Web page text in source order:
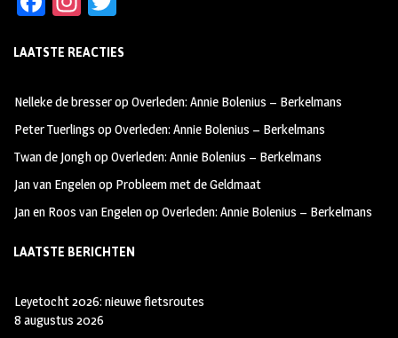
b
oo
k
ag
m
tt
LAATSTE REACTIES
Nelleke de bresseropOverleden: Annie Bolenius – Berkelmans
Peter Tuerlings opOverleden: Annie Bolenius – Berkelmans
Twan de JonghopOverleden: Annie Bolenius – Berkelmans
Jan van Engelenop Probleem met de Geldmaat
Jan en Roos van EngelenopOverleden: Annie Bolenius – Berkelmans
LAATSTE BERICHTEN
Leyetocht 2026: nieuwe fietsroutes
8 augustus 2026